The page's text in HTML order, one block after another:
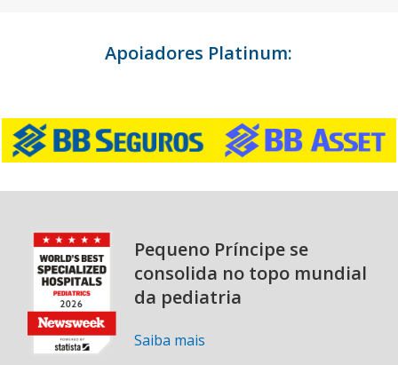
Apoiadores Platinum:
Pequeno Príncipe se
consolida no topo mundial
da pediatria
Saiba mais